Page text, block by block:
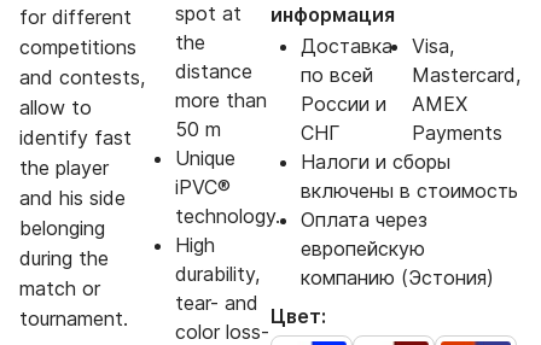
for different
competitions
and contests,
allow to
identify fast
the player
and his side
belonging
during the
match or
tournament.
spot at
the
distance
more than
50 m
Unique
iPVC®
technology.
High
durability,
tear- and
color loss-
информация
Доставка
по всей
России и
СНГ
Visa,
Mastercard,
AMEX
Payments
Налоги и сборы
включены в стоимость
Оплата через
европейскую
компанию (Эстония)
Цвет: